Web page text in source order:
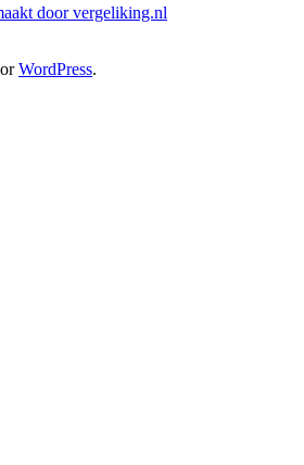
door vergeliking.nl
WordPress.